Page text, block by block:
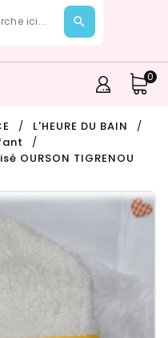
0
L'HEURE DU BAIN
OURSON TIGRENOU